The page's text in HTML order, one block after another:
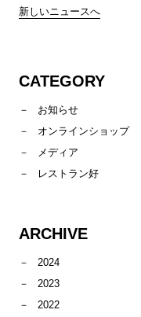
新しいニュースへ
CATEGORY
お知らせ
オンラインショップ
メディア
レストラン好
ARCHIVE
2024
2023
2022